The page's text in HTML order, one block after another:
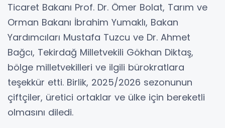
Ticaret Bakanı Prof. Dr. Ömer Bolat, Tarım ve
Orman Bakanı İbrahim Yumaklı, Bakan
Yardımcıları Mustafa Tuzcu ve Dr. Ahmet
Bağcı, Tekirdağ Milletvekili Gökhan Diktaş,
bölge milletvekilleri ve ilgili bürokratlara
teşekkür etti. Birlik, 2025/2026 sezonunun
çiftçiler, üretici ortaklar ve ülke için bereketli
olmasını diledi.